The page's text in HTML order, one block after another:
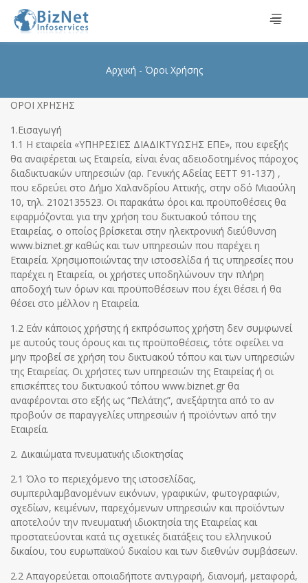
Αρχική Όροι Χρήσης
ΟΡΟΙ ΧΡΗΣΗΣ
1.Εισαγωγή
1.1 H εταιρεία «ΥΠΗΡΕΣΙΕΣ ΔΙΑΔΙΚΤΥΩΣΗΣ ΕΠΕ», που εφεξής
θα αναφέρεται ως Εταιρεία, είναι ένας αδειοδοτημένος πάροχος
διαδικτυακών υπηρεσιών (αρ. Γενικής Αδείας ΕΕΤΤ 91-137) ,
που εδρεύει στο Δήμο Χαλανδρίου Αττικής, στην οδό Μιαούλη
10, τηλ. 2102135523. Οι παρακάτω όροι και προϋποθέσεις θα
εφαρμόζονται για την χρήση του δικτυακού τόπου της
Εταιρείας, ο οποίος βρίσκεται στην ηλεκτρονική διεύθυνση
www.biznet.gr καθώς και των υπηρεσιών που παρέχει η
Εταιρεία. Χρησιμοποιώντας την ιστοσελίδα ή τις υπηρεσίες που
παρέχει η Εταιρεία, οι χρήστες υποδηλώνουν την πλήρη
αποδοχή των όρων και προϋποθέσεων που έχει θέσει ή θα
θέσει στο μέλλον η Εταιρεία.
1.2 Εάν κάποιος χρήστης ή εκπρόσωπος χρήστη δεν συμφωνεί
με αυτούς τους όρους και τις προϋποθέσεις, τότε οφείλει να
μην προβεί σε χρήση του δικτυακού τόπου και των υπηρεσιών
της Εταιρείας. Οι χρήστες των υπηρεσιών της Εταιρείας ή οι
επισκέπτες του δικτυακού τόπου www.biznet.gr θα
αναφέρονται στο εξής ως “Πελάτης”, ανεξάρτητα από το αν
προβούν σε παραγγελίες υπηρεσιών ή προϊόντων από την
Εταιρεία.
2. Δικαιώματα πνευματικής ιδιοκτησίας
2.1 Όλο το περιεχόμενο της ιστοσελίδας,
συμπεριλαμβανομένων εικόνων, γραφικών, φωτογραφιών,
σχεδίων, κειμένων, παρεχόμενων υπηρεσιών και προϊόντων
αποτελούν την πνευματική ιδιοκτησία της Εταιρείας και
προστατεύονται κατά τις σχετικές διατάξεις του ελληνικού
δικαίου, του ευρωπαϊκού δικαίου και των διεθνών συμβάσεων.
2.2 Απαγορεύεται οποιαδήποτε αντιγραφή, διανομή, μεταφορά,